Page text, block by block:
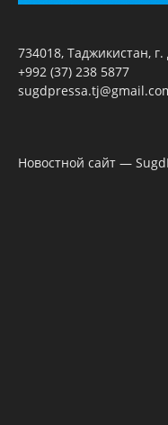
734018, Таджикистан,
+992 (37) 238 5877
Новостной сайт —